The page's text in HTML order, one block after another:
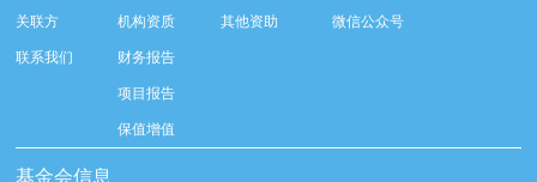
索适配新时代公益环境的创新路径，联
动更多社会爱心力量，搭建更透明、更
阔的角落，用实际行动践行"取之于社
会、用之于社会"的公益承诺。未来，
余彭年慈善基金会将在新一届理事会的
带领下，以更饱满的热忱投身公益慈善
人常常对往后的生活满心忧虑。得益于
去年项目开展的右眼手术，如今他的右
眼重获视力，平日里能够看清手机屏
幕，简单的日常起居也可以自己打理不
少。聊天的时候季爷爷语气满是庆
幸：“本来走路就不利索，要是双眼都
看不见，真的不敢设想往后的日子。现
开始对参与项目的患者进行了随机的回
项目的患者进行了随机的回访。居住在
松山区三道井子村的王奶奶左眼一直视
检查治疗。村里的赵书记在走访过程中
前，他看不清鱼塘的水位，也分不清菜
术后，眼睛亮堂多了！”老人笑着说。
现在，他能清楚地看到鱼塘里鱼儿游动
杂草。尽管手部有残疾，但他在田埂上
关联方
联系我们
机构资质
财务报告
项目报告
保值增值
其他资助 微信公众号
基金会信息